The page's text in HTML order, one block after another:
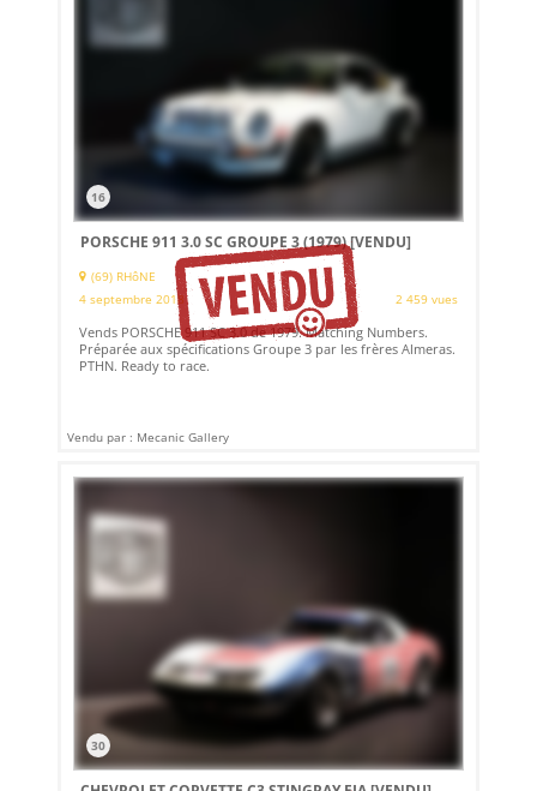
16
PORSCHE 911 3.0 SC GROUPE 3 (1979)[VENDU]
(69) RHôNE
4 septembre 2018
2 459 vues
Vends PORSCHE 911 SC 3.0 de 1979. Matching Numbers.
Préparée aux spécifications Groupe 3 par les frères Almeras.
PTHN. Ready to race.
Vendu par : Mecanic Gallery
30